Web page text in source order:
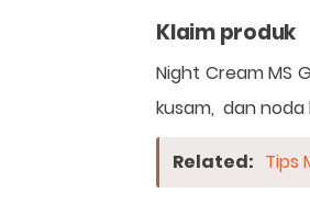
Klaim produk
Night Cream MS
kusam, dan noda
Related: Tips